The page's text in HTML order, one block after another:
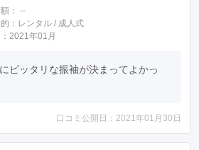
： --
： レンタル / 成人式
2021年01月
ピッタリな振袖が決まってよかっ
口コミ公開日：2021年01月30日